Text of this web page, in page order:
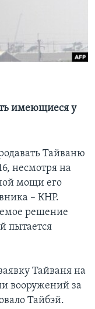
имеющиеся у
Тайваню
несмотря на
мощи его
– КНР.
решение
пытается
Тайваня на
вооружений за
Тайбэй.